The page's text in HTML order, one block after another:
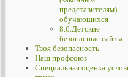
представителям)
обучающихся
8.6.Детские
безопасные сайты
Твоя безопасность
Наш профсоюз
Специальная оценка